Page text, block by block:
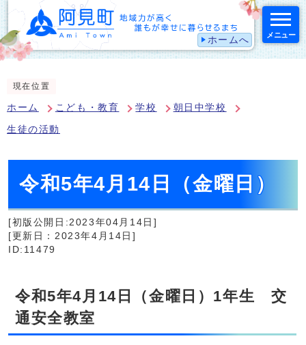
ホームへ メニュー
現在位置
ホーム こども・教育 学校 朝日中学校
生徒の活動
令和5年4月14日（金曜日）
[初版公開日:2023年04月14日]
[更新日：2023年4月14日]
ID:11479
令和5年4月14日（金曜日）1年生 交
通安全教室